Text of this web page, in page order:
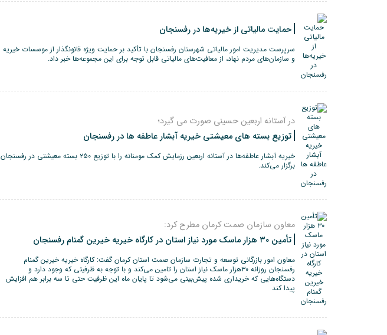
حمایت مالیاتی از خیریه‌ها در رفسنجان
سرپرست مدیریت امور مالیاتی شهرستان رفسنجان با تأکید بر حمایت ویژه قانونگذار از موسسات خیریه
و سازمان‌های مردم نهاد، از معافیت‌های مالیاتی قابل توجه برای این مجموعه‌ها خبر داد.
در آستانه اربعین حسینی صورت می گیرد؛
توزیع بسته های معیشتی خیریه آبشار عاطفه ها در رفسنجان
خیریه آبشار عاطفه‌ها در آستانه اربعین رزمایش کمک مومنانه را با توزیع ۲۵۰ بسته معیشتی در رفسنجان
برگزار می‌کند.
معاون سازمان صمت کرمان مطرح کرد:
تأمین ۳۰ هزار ماسک مورد نیاز استان در کارگاه خیریه خیرین گمنام رفسنجان
معاون امور بازرگانی توسعه و تجارت سازمان صمت استان کرمان گفت: کارگاه خیریه خیرین گمنام
رفسنجان روزانه ۳۰هزار ماسک نیاز استان را تامین می‌کند و با توجه به ظرفیتی که وجود دارد و
دستگاه‌هایی که خریداری شده پیش‌بینی می‌شود تا پایان ماه این ظرفیت حتی تا سه برابر هم افزایش
پیدا کند